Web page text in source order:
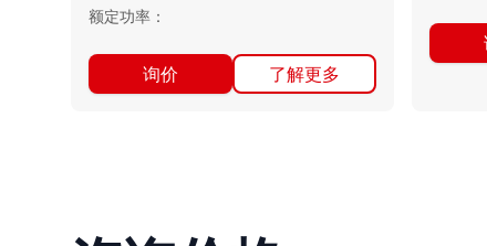
额定功率 ：
询价 了解更多